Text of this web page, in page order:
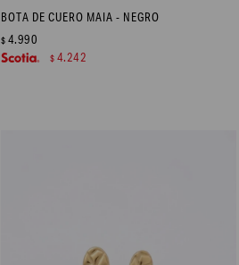
BOTA DE CUERO MAIA - NEGRO
$ 4.990
$ 4.242